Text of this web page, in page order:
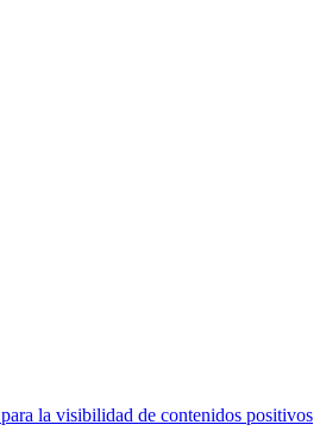
la visibilidad de contenidos positivos